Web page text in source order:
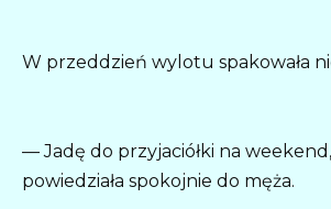
W przeddzień wylotu spakowała
— Jadę do przyjaciółki na
powiedziała spokojnie do męża.